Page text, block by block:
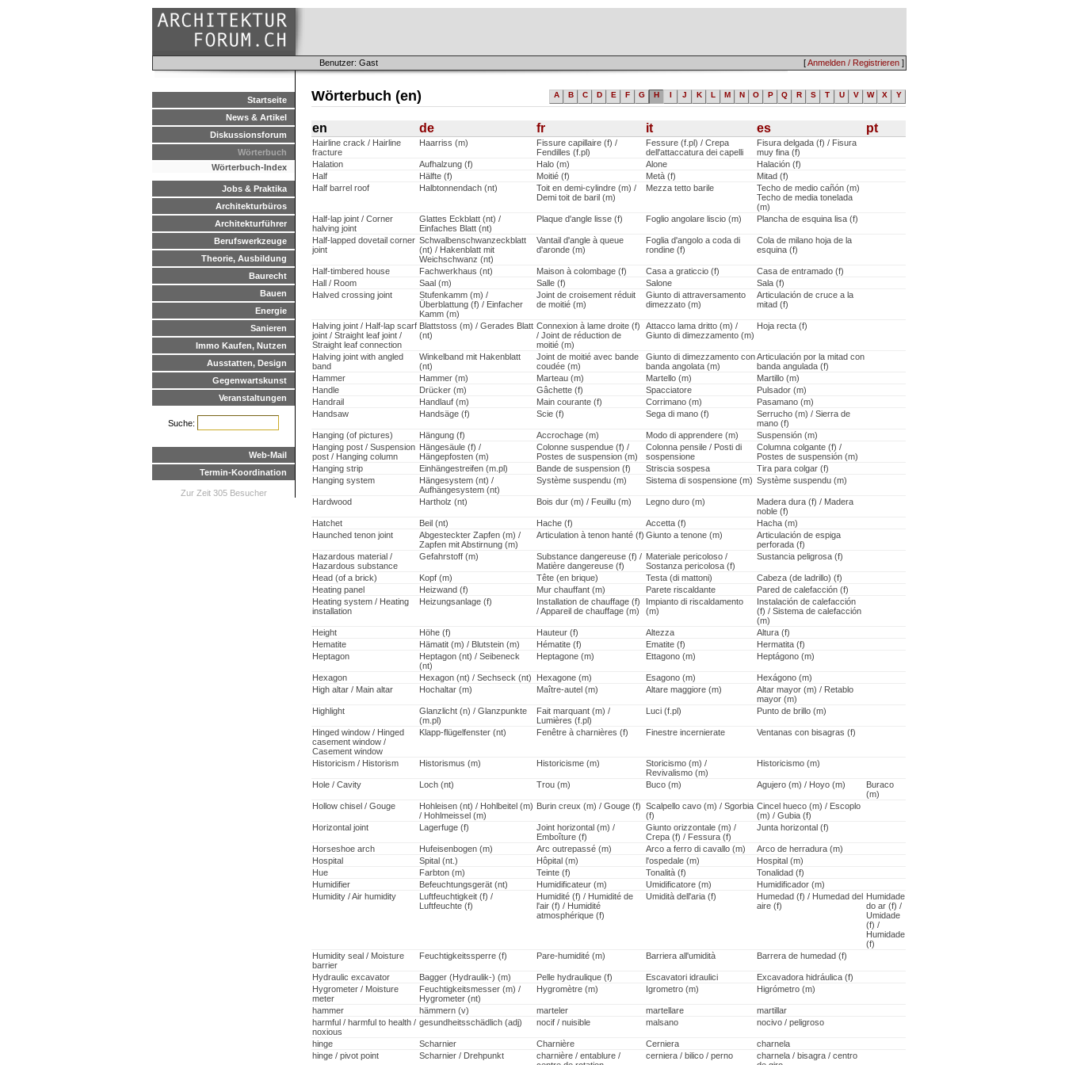
[Anmelden / Registrieren ]
Benutzer: Gast
Startseite
News & Artikel
Diskussionsforum
Wörterbuch
Wörterbuch-Index
Jobs & Praktika
Architekturbüros
Architekturführer
Berufswerkzeuge
Theorie, Ausbildung
Baurecht
Bauen
Energie
Sanieren
Immo Kaufen, Nutzen
Ausstatten, Design
Gegenwartskunst
Veranstaltungen
Suche:
Web-Mail
Termin-Koordination
Zur Zeit 305 Besucher
Wörterbuch (en) A B C D E F G H I J K L M N O P Q R S T U V W X Y
en de fr it es pt
Hairline crack / Hairline
fracture
Haarriss (m)
Fissure capillaire (f) /
Fendilles (f.pl)
Fessure (f.pl) / Crepa
dell'attaccatura dei capelli
Fisura delgada (f) / Fisura
muy fina (f)
Halation
Aufhalzung (f) Halo (m) Alone
Halación (f)
Half
Hälfte (f) Moitié (f) Metà (f)
Mitad (f)
Half barrel roof
Halbtonnendach (nt)
Toit en demi-cylindre (m) /
Demi toit de baril (m)
Mezza tetto barile
Techo de medio cañón (m)
Techo de media tonelada
(m)
Half-lap joint / Corner
halving joint
Glattes Eckblatt (nt) /
Einfaches Blatt (nt)
Plaque d'angle lisse (f) Foglio angolare liscio (m) Plancha de esquina lisa (f)
Half-lapped dovetail corner
joint
Schwalbenschwanzeckblatt
(nt) / Hakenblatt mit
Weichschwanz (nt)
Vantail d'angle à queue
d'aronde (m)
Foglia d'angolo a coda di
rondine (f)
Cola de milano hoja de la
esquina (f)
Half-timbered house Fachwerkhaus (nt) Maison à colombage (f) Casa a graticcio (f)
Casa de entramado (f)
Hall / Room
Saal (m) Salle (f) Salone
Sala (f)
Halved crossing joint
Stufenkamm (m) /
Überblattung (f) / Einfacher
Kamm (m)
Joint de croisement réduit
de moitié (m)
Giunto di attraversamento
dimezzato (m)
Articulación de cruce a la
mitad (f)
Halving joint / Half-lap scarf
joint / Straight leaf joint /
Straight leaf connection
Blattstoss (m) / Gerades Blatt
(nt)
Connexion à lame droite (f)
/ Joint de réduction de
moitié (m)
Attacco lama dritto (m) /
Giunto di dimezzamento (m)
Hoja recta (f)
Halving joint with angled
band
Winkelband mit Hakenblatt
(nt)
Joint de moitié avec bande
coudée (m)
Giunto di dimezzamento con
banda angolata (m)
Articulación por la mitad con
banda angulada (f)
Hammer
Hammer (m) Marteau (m) Martello (m)
Martillo (m)
Handle
Drücker (m) Gâchette (f) Spacciatore
Pulsador (m)
Handrail
Handlauf (m) Main courante (f) Corrimano (m)
Pasamano (m)
Handsaw
Handsäge (f) Scie (f) Sega di mano (f)
Serrucho (m) / Sierra de
mano (f)
Hanging (of pictures)
Hängung (f) Accrochage (m) Modo di apprendere (m)
Suspensión (m)
Hanging post / Suspension
post / Hanging column
Hängesäule (f) /
Hängepfosten (m)
Colonne suspendue (f) /
Postes de suspension (m)
Colonna pensile / Posti di
sospensione
Columna colgante (f) /
Postes de suspensión (m)
Hanging strip
Einhängestreifen (m.pl) Bande de suspension (f) Striscia sospesa
Tira para colgar (f)
Hanging system
Hängesystem (nt) /
Aufhängesystem (nt)
Système suspendu (m) Sistema di sospensione (m) Système suspendu (m)
Hardwood Hartholz (nt) Bois dur (m) / Feuillu (m) Legno duro (m)
Madera dura (f) / Madera
noble (f)
Hatchet
Beil (nt) Hache (f) Accetta (f)
Hacha (m)
Haunched tenon joint
Abgesteckter Zapfen (m) /
Zapfen mit Abstirnung (m)
Articulation à tenon hanté (f) Giunto a tenone (m)
Articulación de espiga
perforada (f)
Hazardous material /
Hazardous substance
Gefahrstoff (m)
Substance dangereuse (f) /
Matière dangereuse (f)
Materiale pericoloso /
Sostanza pericolosa (f)
Sustancia peligrosa (f)
Head (of a brick) Kopf (m) Tête (en brique) Testa (di mattoni)
Cabeza (de ladrillo) (f)
Heating panel
Heizwand (f) Mur chauffant (m) Parete riscaldante
Pared de calefacción (f)
Heating system / Heating
installation
Heizungsanlage (f)
Installation de chauffage (f)
/ Appareil de chauffage (m)
Impianto di riscaldamento
(m)
Instalación de calefacción
(f) / Sistema de calefacción
(m)
Height
Höhe (f) Hauteur (f) Altezza
Altura (f)
Hematite
Hämatit (m) / Blutstein (m) Hématite (f) Ematite (f)
Hermatita (f)
Heptagon
Heptagon (nt) / Seibeneck
(nt)
Heptagone (m) Ettagono (m) Heptágono (m)
Hexagon Hexagon (nt) / Sechseck (nt) Hexagone (m) Esagono (m)
Hexágono (m)
High altar / Main altar
Hochaltar (m) Maître-autel (m) Altare maggiore (m)
Altar mayor (m) / Retablo
mayor (m)
Highlight
Glanzlicht (n) / Glanzpunkte
(m.pl)
Fait marquant (m) /
Lumières (f.pl)
Luci (f.pl) Punto de brillo (m)
Hinged window / Hinged
casement window /
Casement window
Klapp-flügelfenster (nt) Fenêtre à charnières (f) Finestre incernierate Ventanas con bisagras (f)
Historicism / Historism Historismus (m) Historicisme (m)
Storicismo (m) /
Revivalismo (m)
Historicismo (m)
Hole / Cavity Loch (nt) Trou (m) Buco (m) Agujero (m) / Hoyo (m)
Buraco
(m)
Hollow chisel / Gouge
Hohleisen (nt) / Hohlbeitel (m)
/ Hohlmeissel (m)
Burin creux (m) / Gouge (f) Scalpello cavo (m) / Sgorbia
(f)
Cincel hueco (m) / Escoplo
(m) / Gubia (f)
Horizontal joint
Lagerfuge (f)
Joint horizontal (m) /
Emboîture (f)
Giunto orizzontale (m) /
Crepa (f) / Fessura (f)
Junta horizontal (f)
Horseshoe arch Hufeisenbogen (m) Arc outrepassé (m) Arco a ferro di cavallo (m)
Arco de herradura (m)
Hospital
Spital (nt.) Hôpital (m) l'ospedale (m)
Hospital (m)
Hue
Farbton (m) Teinte (f) Tonalità (f)
Tonalidad (f)
Humidifier
Befeuchtungsgerät (nt) Humidificateur (m) Umidificatore (m)
Humidificador (m)
Humidity / Air humidity
Luftfeuchtigkeit (f) /
Luftfeuchte (f)
Humidité (f) / Humidité de
l'air (f) / Humidité
atmosphérique (f)
Umidità dell'aria (f)
Humedad (f) / Humedad del
aire (f)
Humidade
do ar (f) /
Umidade
(f) /
Humidade
(f)
Humidity seal / Moisture
barrier
Feuchtigkeitssperre (f) Pare-humidité (m) Barriera all'umidità Barrera de humedad (f)
Hydraulic excavator Bagger (Hydraulik-) (m) Pelle hydraulique (f) Escavatori idraulici
Excavadora hidráulica (f)
Hygrometer / Moisture
meter
Feuchtigkeitsmesser (m) /
Hygrometer (nt)
Hygromètre (m) Igrometro (m) Higrómetro (m)
hammer hämmern (v) marteler martellare
martillar
harmful / harmful to health /
noxious
gesundheitsschädlich (adj) nocif / nuisible malsano nocivo / peligroso
hinge Scharnier Charnière Cerniera
charnela
hinge / pivot point
Scharnier / Drehpunkt
charnière / entablure /
cerniera / bilico / perno
charnela / bisagra / centro